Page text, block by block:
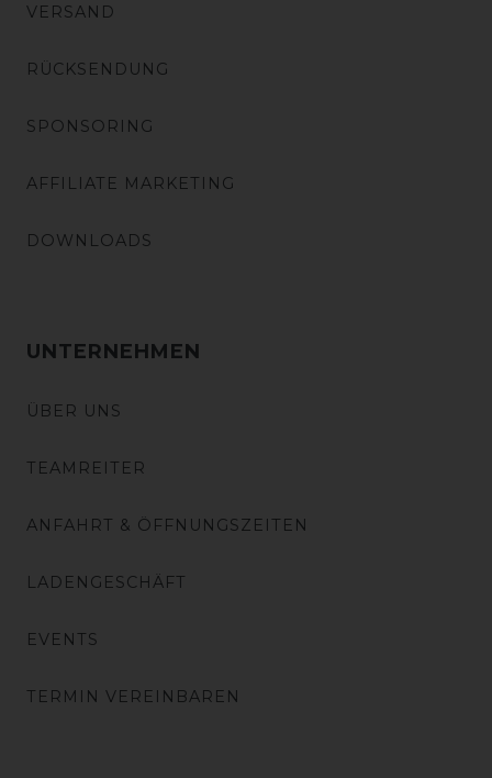
VERSAND
RÜCKSENDUNG
SPONSORING
AFFILIATE MARKETING
DOWNLOADS
UNTERNEHMEN
ÜBER UNS
TEAMREITER
ANFAHRT & ÖFFNUNGSZEITEN
LADENGESCHÄFT
EVENTS
TERMIN VEREINBAREN